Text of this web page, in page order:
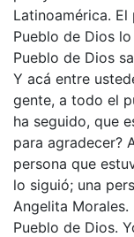
Latinoamérica.
Pueblo de Dios
Pueblo de Dios
Y acá entre
gente, a todo el
ha seguido, que
para agradecer?
persona que
lo siguió; una
Angelita
Pueblo de Dios.